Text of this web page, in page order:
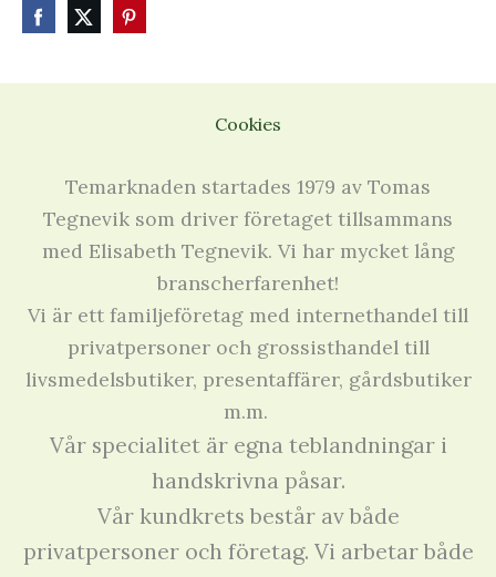
Cookies
Temarknaden startades 1979 av Tomas
Tegnevik som driver företaget tillsammans
med Elisabeth Tegnevik. Vi har mycket lång
branscherfarenhet!
Vi är ett familjeföretag med internethandel till
privatpersoner och grossisthandel till
livsmedelsbutiker, presentaffärer, gårdsbutiker
m.m.
Vår specialitet är egna teblandningar i
handskrivna påsar.
Vår kundkrets består av både
privatpersoner och företag. Vi arbetar både